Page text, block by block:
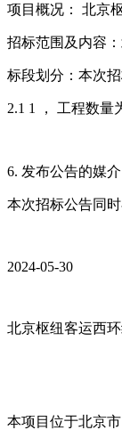
项目概况： 北京
招标范围及内容
标段划分：本次
2.1 1 ， 工程数量
6. 发布公告的媒介
本次招标公告同时
2024-05-30
北京枢纽客运西
本项目位于北京